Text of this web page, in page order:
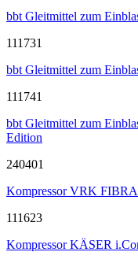
bbt Gleitmittel zum
111731
bbt Gleitmittel zum
111741
bbt Gleitmittel zum
Edition
240401
Kompressor VRK
111623
Kompressor KÄSER